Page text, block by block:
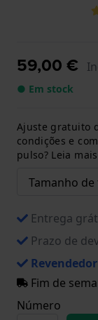
59,00 €
● Em stock
Ajuste gratuito
condições e
pulso? Leia
Entrega
Prazo de
Fim de
Número